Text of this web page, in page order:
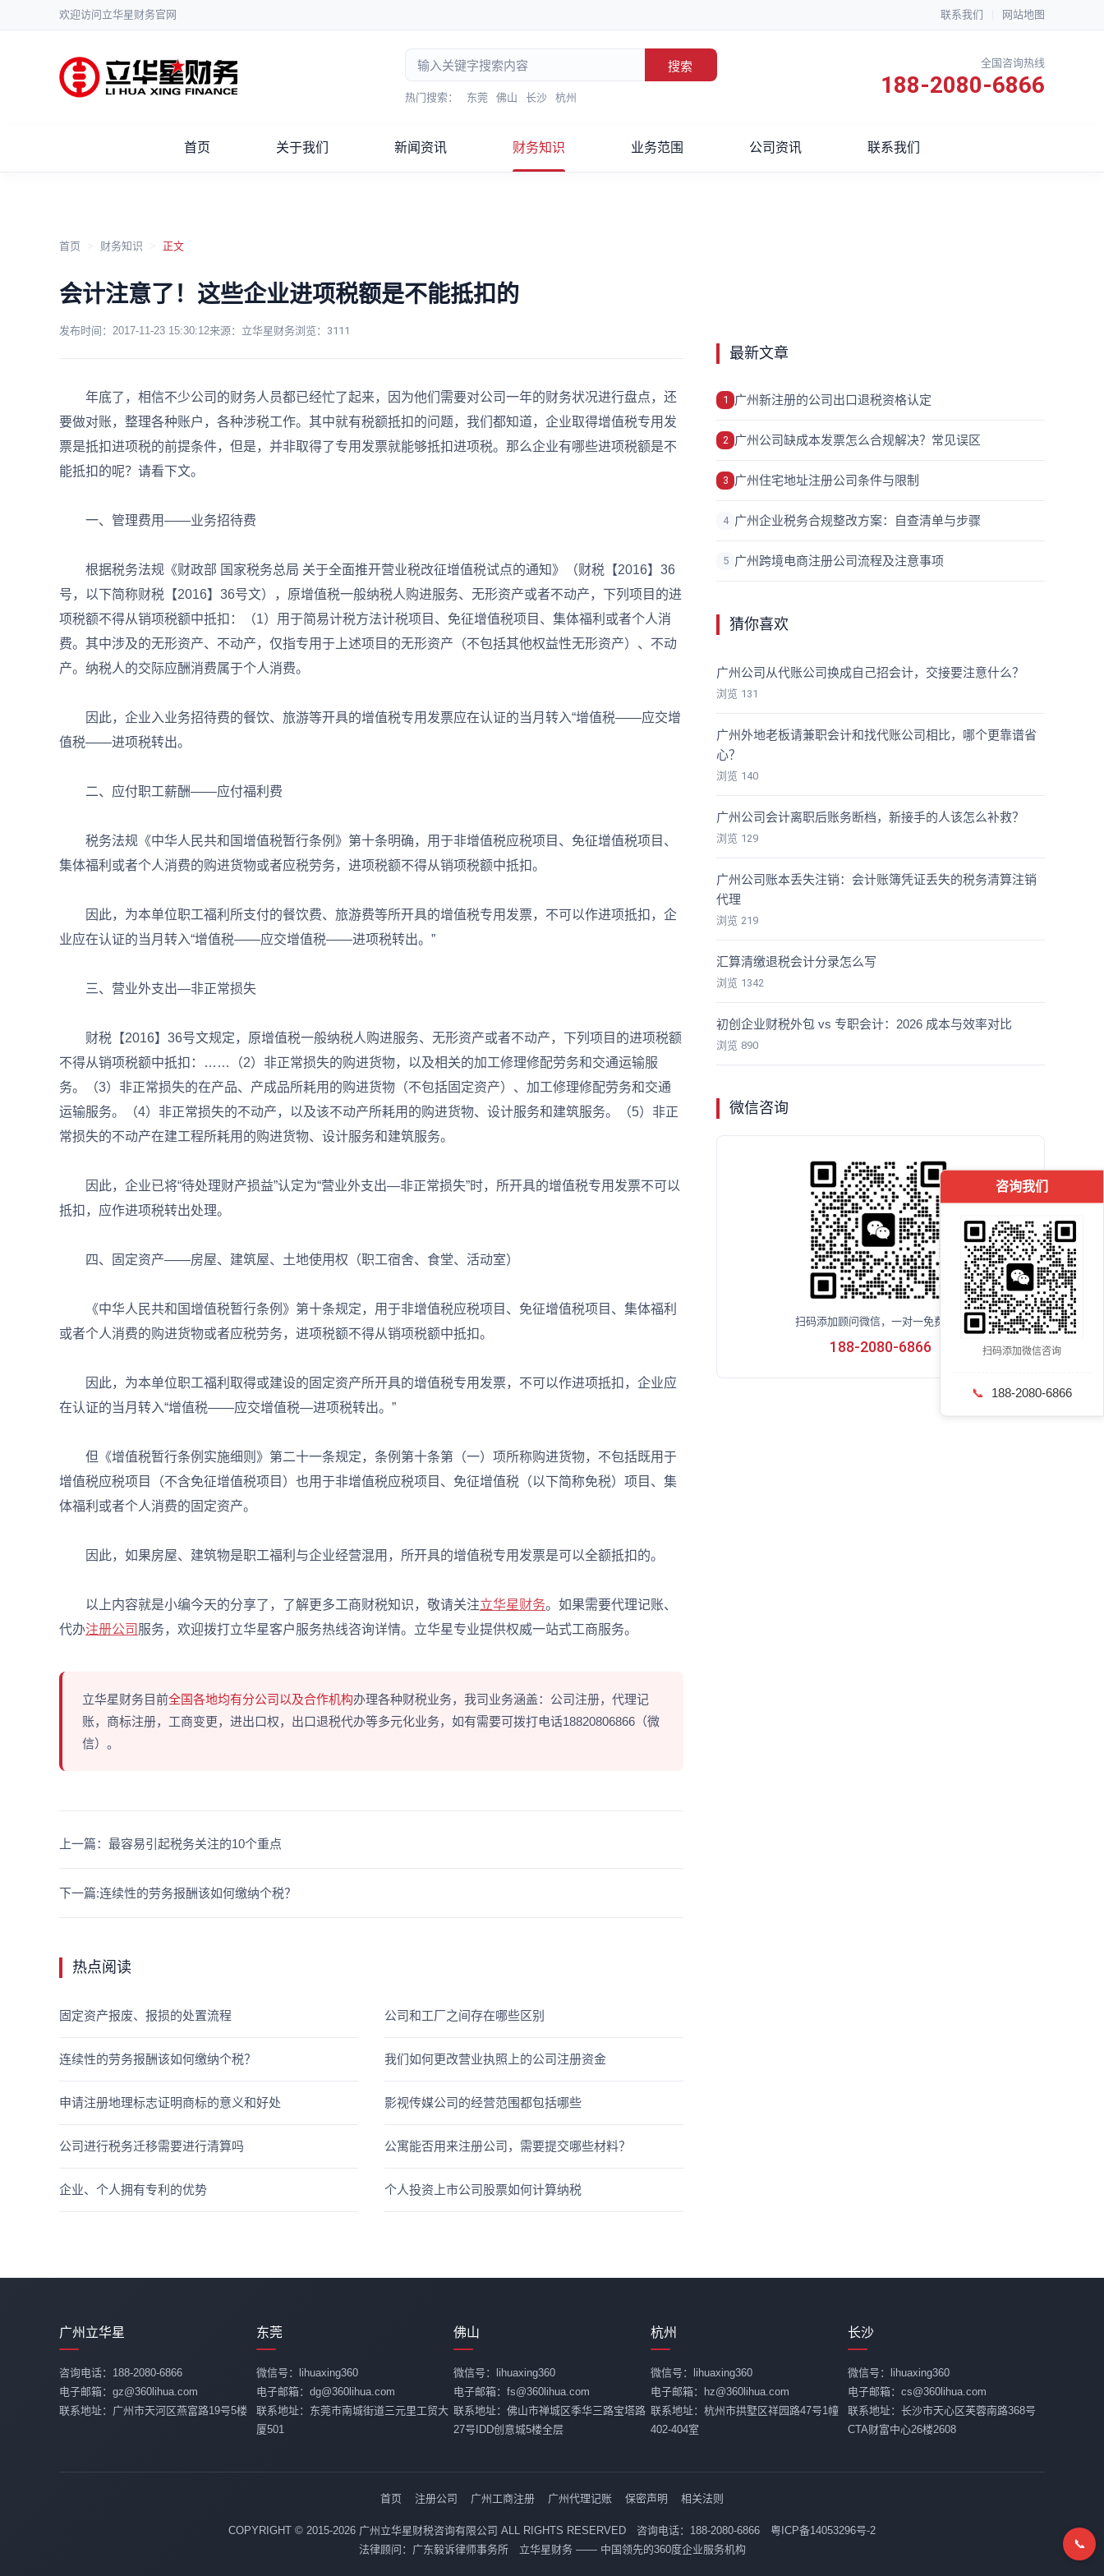
欢迎访问立华星财务官网 联系我们 网站地图
搜索
热门搜索： 东莞 佛山 长沙 杭州
全国咨询热线
188-2080-6866
首页 关于我们 新闻资讯 财务知识 业务范围 公司资讯 联系我们
首页 财务知识 正文
会计注意了！这些企业进项税额是不能抵扣的
发布时间： 2017-11-23 15:30:12来源：立华星财务浏览： 3111
年底了，相信不少公司的财务人员都已经忙了起来，因为他们需要对公司一年的财务状况进行盘点，还
要做对账，整理各种账户，各种涉税工作。其中就有税额抵扣的问题，我们都知道，企业取得增值税专用发
票是抵扣进项税的前提条件，但是，并非取得了专用发票就能够抵扣进项税。那么企业有哪些进项税额是不
能抵扣的呢？请看下文。
一、管理费用——业务招待费
根据税务法规《财政部 国家税务总局 关于全面推开营业税改征增值税试点的通知》（财税【2016】36
号，以下简称财税【2016】36号文），原增值税一般纳税人购进服务、无形资产或者不动产，下列项目的进
项税额不得从销项税额中抵扣：（1）用于简易计税方法计税项目、免征增值税项目、集体福利或者个人消
费。其中涉及的无形资产、不动产，仅指专用于上述项目的无形资产（不包括其他权益性无形资产）、不动
产。纳税人的交际应酬消费属于个人消费。
因此，企业入业务招待费的餐饮、旅游等开具的增值税专用发票应在认证的当月转入“增值税——应交增
值税——进项税转出。
二、应付职工薪酬——应付福利费
税务法规《中华人民共和国增值税暂行条例》第十条明确，用于非增值税应税项目、免征增值税项目、
集体福利或者个人消费的购进货物或者应税劳务，进项税额不得从销项税额中抵扣。
因此，为本单位职工福利所支付的餐饮费、旅游费等所开具的增值税专用发票，不可以作进项抵扣，企
业应在认证的当月转入“增值税——应交增值税——进项税转出。”
三、营业外支出—非正常损失
财税【2016】36号文规定，原增值税一般纳税人购进服务、无形资产或者不动产，下列项目的进项税额
不得从销项税额中抵扣：……（2）非正常损失的购进货物，以及相关的加工修理修配劳务和交通运输服
务。（3）非正常损失的在产品、产成品所耗用的购进货物（不包括固定资产）、加工修理修配劳务和交通
运输服务。（4）非正常损失的不动产，以及该不动产所耗用的购进货物、设计服务和建筑服务。（5）非正
常损失的不动产在建工程所耗用的购进货物、设计服务和建筑服务。
因此，企业已将“待处理财产损益”认定为“营业外支出—非正常损失”时，所开具的增值税专用发票不可以
抵扣，应作进项税转出处理。
四、固定资产——房屋、建筑屋、土地使用权（职工宿舍、食堂、活动室）
《中华人民共和国增值税暂行条例》第十条规定，用于非增值税应税项目、免征增值税项目、集体福利
或者个人消费的购进货物或者应税劳务，进项税额不得从销项税额中抵扣。
因此，为本单位职工福利取得或建设的固定资产所开具的增值税专用发票，不可以作进项抵扣，企业应
在认证的当月转入“增值税——应交增值税—进项税转出。”
但《增值税暂行条例实施细则》第二十一条规定，条例第十条第（一）项所称购进货物，不包括既用于
增值税应税项目（不含免征增值税项目）也用于非增值税应税项目、免征增值税（以下简称免税）项目、集
体福利或者个人消费的固定资产。
因此，如果房屋、建筑物是职工福利与企业经营混用，所开具的增值税专用发票是可以全额抵扣的。
以上内容就是小编今天的分享了，了解更多工商财税知识，敬请关注立华星财务。如果需要代理记账、
代办注册公司 服务，欢迎拨打立华星客户服务热线咨询详情。立华星专业提供权威一站式工商服务。
立华星财务目前全国各地均有分公司以及合作机构办理各种财税业务，我司业务涵盖：公司注册，代理记
账，商标注册，工商变更，进出口权，出口退税代办等多元化业务，如有需要可拨打电话18820806866（微
信）。
下一篇:连续性的劳务报酬该如何缴纳个税？
上一篇：最容易引起税务关注的10个重点
热点阅读
固定资产报废、报损的处置流程 公司和工厂之间存在哪些区别
连续性的劳务报酬该如何缴纳个税？ 我们如何更改营业执照上的公司注册资金
申请注册地理标志证明商标的意义和好处 影视传媒公司的经营范围都包括哪些
公司进行税务迁移需要进行清算吗 公寓能否用来注册公司，需要提交哪些材料？
企业、个人拥有专利的优势 个人投资上市公司股票如何计算纳税
最新文章
1 广州新注册的公司出口退税资格认定
2 广州公司缺成本发票怎么合规解决？常见误区
3 广州住宅地址注册公司条件与限制
4 广州企业税务合规整改方案：自查清单与步骤
5 广州跨境电商注册公司流程及注意事项
猜你喜欢
广州公司从代账公司换成自己招会计，交接要注意什么？
浏览 131
广州外地老板请兼职会计和找代账公司相比，哪个更靠谱省
心？
浏览 140
广州公司会计离职后账务断档，新接手的人该怎么补救？
浏览 129
广州公司账本丢失注销：会计账簿凭证丢失的税务清算注销
代理
浏览 219
汇算清缴退税会计分录怎么写
浏览 1342
初创企业财税外包 vs 专职会计：2026 成本与效率对比
浏览 890
微信咨询
扫码添加顾问微信，一对一免费咨询
188-2080-6866
咨询我们
扫码添加微信咨询
📞 188-2080-6866
📞
广州立华星
咨询电话：188-2080-6866
电子邮箱：gz@360lihua.com
联系地址：广州市天河区燕富路19号5楼
东莞
微信号：lihuaxing360
电子邮箱：dg@360lihua.com
联系地址：东莞市南城街道三元里工贸大
厦501
佛山
微信号：lihuaxing360
电子邮箱：fs@360lihua.com
联系地址：佛山市禅城区季华三路宝塔路
27号IDD创意城5楼全层
杭州
微信号：lihuaxing360
电子邮箱：hz@360lihua.com
联系地址：杭州市拱墅区祥园路47号1幢
402-404室
长沙
微信号：lihuaxing360
电子邮箱：cs@360lihua.com
联系地址：长沙市天心区芙蓉南路368号
CTA财富中心26楼2608
首页 注册公司 广州工商注册 广州代理记账 保密声明 相关法则
COPYRIGHT © 2015-2026 广州立华星财税咨询有限公司 ALL RIGHTS RESERVED 咨询电话：188-2080-6866 粤ICP备14053296号-2
法律顾问：广东毅诉律师事务所 立华星财务 —— 中国领先的360度企业服务机构